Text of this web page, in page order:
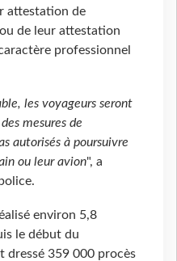
attestation de
de leur attestation
professionnel
les voyageurs seront
mesures de
autorisés à poursuivre
ou leur avion", a
environ 5,8
le début du
dressé 359 000 procès